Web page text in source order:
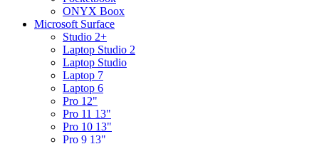
ONYX Boox
Microsoft Surface
Studio 2+
Laptop Studio 2
Laptop Studio
Laptop 7
Laptop 6
Pro 12"
Pro 11 13"
Pro 10 13"
Pro 9 13"